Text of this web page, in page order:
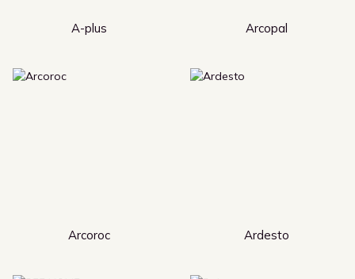
A-plus Arcopal
Arcoroc Ardesto